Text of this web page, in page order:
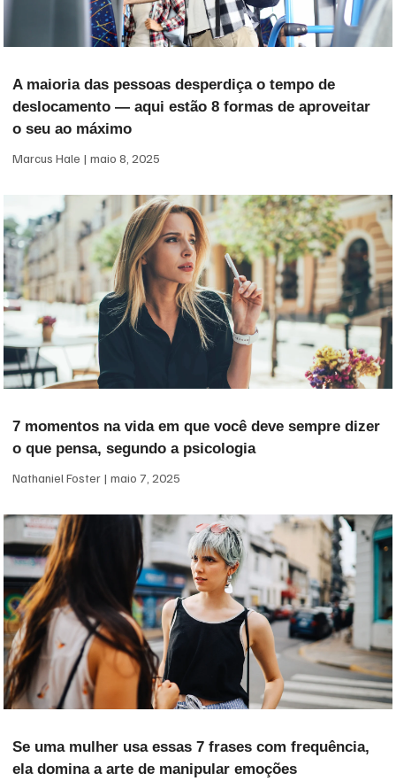
A maioria das pessoas desperdiça o tempo de
deslocamento — aqui estão 8 formas de aproveitar
o seu ao máximo
Marcus Hale maio 8, 2025
7 momentos na vida em que você deve sempre dizer
o que pensa, segundo a psicologia
Nathaniel Foster maio 7, 2025
Se uma mulher usa essas 7 frases com frequência,
ela domina a arte de manipular emoções